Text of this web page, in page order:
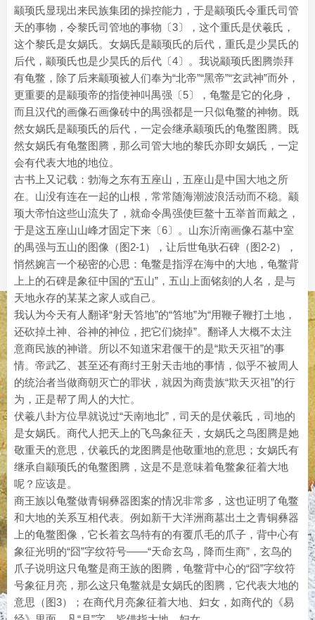
颛顼氏显现出来民族集团的操控能力，于是颛顼氏令重氏司管
天的事物，令黎氏司管地的事物〔3〕，这个重氏是伏羲氏，
这个黎氏是女娲氏。女娲氏是颛顼氏的后代，重氏是少昊氏的
后代，颛顼氏也是少昊氏的后代〔4〕。我说颛顼氏图腾崇拜
有龟鳖，除了后来颛顼被人们奉为“北帝”“黑帝”“玄武神”而外，
更重要的是颛顼帝的指使神叫禺强〔5〕，龟鳖是它的化身，
而且汉代的画像石画像砖中的禺强都是一只似龟鳖的神物。既
然女娲氏是颛顼氏的后代，一定会继承颛顼氏的龟鳖图腾。既
然女娲氏有龟鳖图腾，那么司管大地的黎氏亦即女娲氏，一定
会有代表大地的地位。
古书上又记载：勃海之东有五座山，五座山是中国大地之所
在。山没有连在一起的山根，常常随海潮波浪活动而不稳。颛
顼大帝怕这些山流失了，就命令禺强使巨鳌十五举首而戴之，
于是这五座山山峰才固定下来〔6〕。山东沂南画像石墓中室
的禺强与五山的图像（图2-1），让后世龟驮石碑（图2-2），
悄然婉言一个秘密的心思：龟鳖是指浮在海中的大地，龟鳖背
上上的石碑是象征中国的“五山”，五山上面铭刻的人名，是与
天地永存的某某之家人或自己。
我认为今天有人翻译“射天笞地”的“笞地”为“用鞭子鞭打土地，
还砍掉土神、谷神的神位，把它们烧掉”。翻译人大概不太注
意商民族的神谱。所以不知道宋君偃干的是“欺天灭祖”的事
情。帝武乙、甚至还有商纣王射天击地的事情，似乎不被周人
的统治者当做商朝灭亡的罪状，就因为商贵族“欺天灭祖”的行
为，正是帮了周人的大忙。
伏羲八卦方位早就说过“天南地北”，司天的是伏羲氏，司地的
是女娲氏。商代人把天上的飞鸟象征天，女娲氏之鸟图腾是她
敬重天的意思，伏羲氏的龙图腾是他敬重地的意思；女娲氏有
继承自颛顼氏的龟鳖图腾，这是不是意味着龟鳖象征着大地
呢？应该是。
商王族以龟鳖做青铜彝器图案的情况非常多，这也证明了龟鳖
和大地的关系互相代表。例如新干大洋洲商墓出土之青铜彝器
上的龟鳖图像，它长着玄鸟特有的有覆爪毛的爪子，背中心有
象征光明的“囧”字纹符号——“天命玄鸟，降而生商”，玄鸟的
爪子说明这只龟鳖是商王族的图腾，龟鳖背中心的“囧”字纹符
号象征月亮，那么这只龟鳖就是女娲氏的图腾，它代表大地的
意思（图3）；在商代月亮象征着大地、妇女，如商代的《易